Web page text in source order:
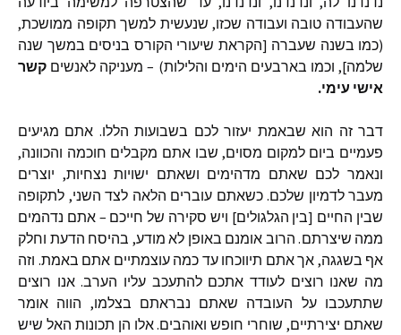
שהעבודה טובה ועבודה שכזו, שנעשית למשך תקופה ממושכת,
(כמו בשנה שעברה [הקראת שיעורי הקורס בניסים במשך שנה
שלמה], וכמו בארבעים הימים והלילות) – מעניקה לאנשים קשר
אישי עימי.
דבר זה הוא שבאמת יעזור לכם בשבועות הללו. אתם מגיעים
פעמיים ביום למקום מסוים, שבו אתם מקבלים חוכמה והכוונה,
ונאמר לכם שאתם מדהימים ושאתם ישויות נצחיות, יוצרים
מעבר לדמיון שלכם.כשאתם עוברים הלאה לצד השני, לתקופה
שבין החיים [בין הגלגולים] ויש סקירה של חייכם –אתם נדהמים
ממה שיצרתם. הרוב אומנם באופן לא מודע, בהיסח הדעת וחלק
אף בשגגה, אךאתם תיווכחו עד כמה עוצמתיים אתם באמת. וזה
מה שאנו רוצים לעודד אתכם להתעכב עליו הערב.אנו רוצים
שתתעכבו על העובדה שאתם נבראתם בצלמו, הווה אומר
שאתם יצירתיים, שוחרי חופש ואוהבים.אלו הן תכונות האל שיש